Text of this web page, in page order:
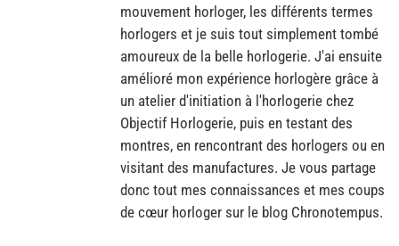
mouvement horloger, les différents termes
horlogers et je suis tout simplement tombé
amoureux de la belle horlogerie. J'ai ensuite
amélioré mon expérience horlogère grâce à
un atelier d'initiation à l'horlogerie chez
Objectif Horlogerie, puis en testant des
montres, en rencontrant des horlogers ou en
visitant des manufactures. Je vous partage
donc tout mes connaissances et mes coups
de cœur horloger sur le blog Chronotempus.